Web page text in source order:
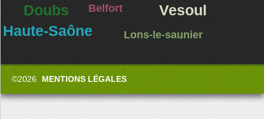
Doubs Belfort
Vesoul
Haute-Saône
Lons-le-saunier
©2026 MENTIONS LÉGALES